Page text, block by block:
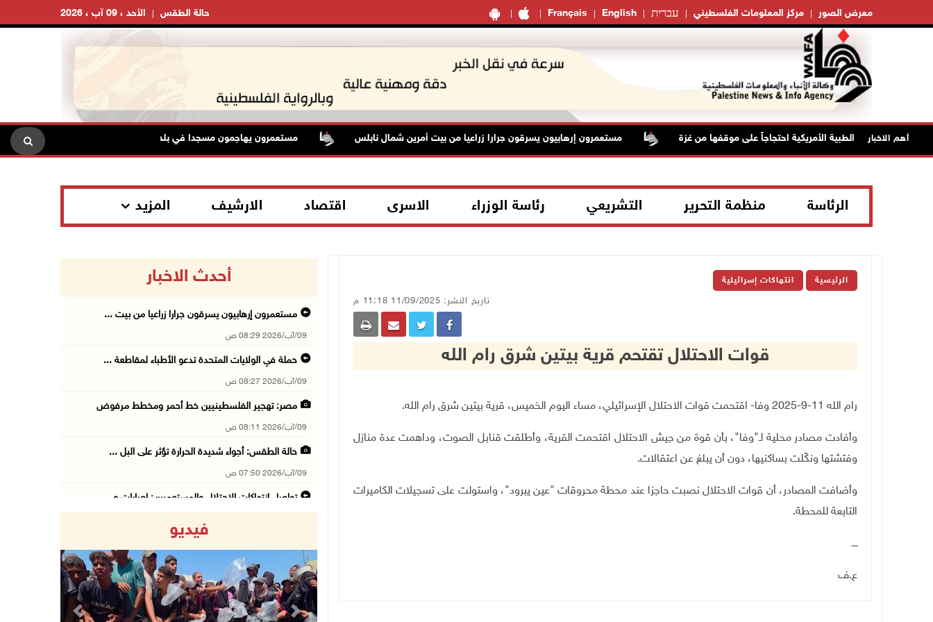
Français English עברית مركز المعلومات الفلسطيني معرض الصور الأحد ، 09 آب ، 2026 حالة الطقس
أهم الاخبار
الجمعية الطبية الأمريكية احتجاجاً على موقفها من غزة مستعمرون إرهابيون يسرقون جرارا زراعيا من بيت أمرين شمال نابلس مستعمرون يهاجمون مسجدا في بلدة إذنا غرب الخليل وقوات الاحتلال تعتقل
الرئاسة منظمة التحرير التشريعي رئاسة الوزراء الاسرى اقتصاد الارشيف المزيد
الرئيسية انتهاكات إسرائيلية
تاريخ النشر: 11/09/2025 11:18 م
قوات الاحتلال تقتحم قرية بيتين شرق رام الله
رام الله 11-9-2025 وفا- اقتحمت قوات الاحتلال الإسرائيلي، مساء اليوم الخميس، قرية بيتين شرق رام الله .
وأفادت مصادر محلية لـ"وفا"، بأن قوة من جيش الاحتلال اقتحمت القرية، وأطلقت قنابل الصوت، وداهمت عدة منازل
وفتشتها ونكّلت بساكنيها، دون أن يبلغ عن اعتقالات.
وأضافت المصادر، أن قوات الاحتلال نصبت حاجزا عند محطة محروقات "عين يبرود"، واستولت على تسجيلات الكاميرات
التابعة للمحطة.
ــــ
ع.ف
أحدث الاخبار
مستعمرون إرهابيون يسرقون جرارا زراعيا من بيت ...
09/آب/2026 08:29 ص
حملة في الولايات المتحدة تدعو الأطباء لمقاطعة ...
09/آب/2026 08:27 ص
مصر: تهجير الفلسطينيين خط أحمر ومخطط مرفوض
09/آب/2026 08:11 ص
حالة الطقس: أجواء شديدة الحرارة تؤثر على البل ...
09/آب/2026 07:50 ص
تواصل انتهاكات الاحتلال والمستعمرين: إصابات و ...
08/آب/2026 11:05 م
قوات الاحتلال تقتحم مدينة البيرة
08/آب/2026 10:58 م
فيديو
Previous Next